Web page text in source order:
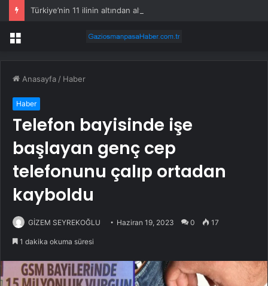
Türkiye’nin 11 ilinin altından altın fışkıracak
Menü
Anasayfa / Haber
Haber
Telefon bayisinde işe
başlayan genç cep
telefonunu çalıp ortadan
kayboldu
GİZEM SEYREKOĞLU Haziran 19, 2023 0 17
1 dakika okuma süresi